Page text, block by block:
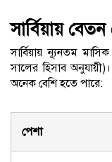
সার্বিয়ায়
সার্বিয়ায় ন্যূনতম
সালের হিসাব
অনেক বেশি হতে পারে:
পেশা